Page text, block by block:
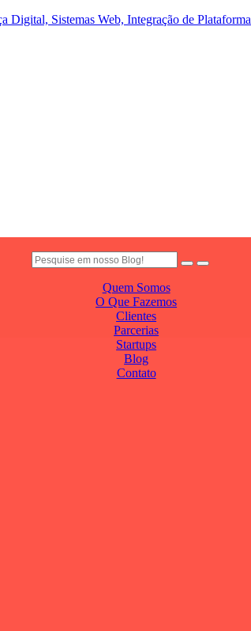
Sistemas Web, Integração de Plataforma
Quem Somos
O Que Fazemos
Clientes
Parcerias
Startups
Blog
Contato